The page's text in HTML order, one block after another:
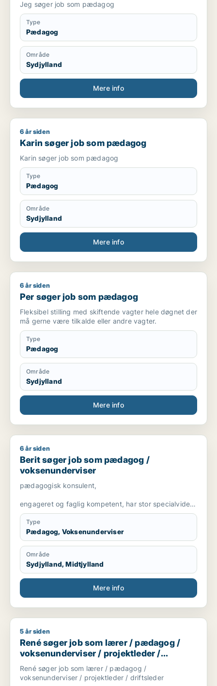
Jeg søger job som pædagog
Type
Pædagog
Område
Sydjylland
Mere info
Karin søger job som pædagog
6 år siden
Karin søger job som pædagog
Karin søger job som pædagog
Type
Pædagog
Område
Sydjylland
Mere info
Per søger job som pædagog
6 år siden
Per søger job som pædagog
Fleksibel stilling med skiftende vagter hele døgnet der
må gerne være tilkalde eller andre vagter.
Type
Pædagog
Område
Sydjylland
Mere info
Berit søger job som pædagog / voksenunderviser
6 år siden
Berit søger job som pædagog /
voksenunderviser
pædagogisk konsulent,
engageret og faglig kompetent, har stor specialviden
og er fleksibel
Type
Pædagog, Voksenunderviser
Område
Sydjylland, Midtjylland
Mere info
René søger job som lærer / pædagog / voksenunderviser /
5 år siden
René søger job som lærer / pædagog /
voksenunderviser / projektleder /
driftsleder
René søger job som lærer / pædagog /
voksenunderviser / projektleder / driftsleder